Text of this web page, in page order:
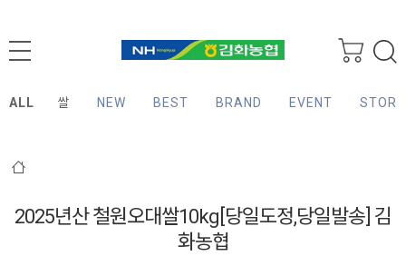
ALL 쌀 NEW BEST BRAND EVENT STORY
2025년산 철원오대쌀10kg[당일도정,당일발송] 김
화농협